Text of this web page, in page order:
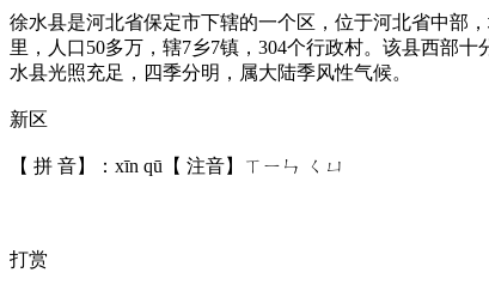
徐水县是河北省保定市下辖的一个区，位于河北省中部
里，人口50多万，辖7乡7镇，304个行政村。该县西部
水县光照充足，四季分明，属大陆季风性气候。
新区
【 拼 音】：xīn qū【 注音】ㄒㄧㄣ ㄑㄩ
打赏